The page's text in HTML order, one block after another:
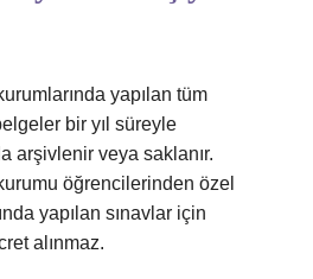
yapılan tüm
bir yıl süreyle
arşivlenir veya saklanır.
öğrencilerinden özel
yapılan sınavlar için
alınmaz.